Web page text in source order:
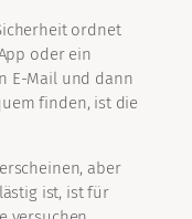
ordnet
oder ein
E-Mail und dann
finden, ist die
aber
ist, ist für